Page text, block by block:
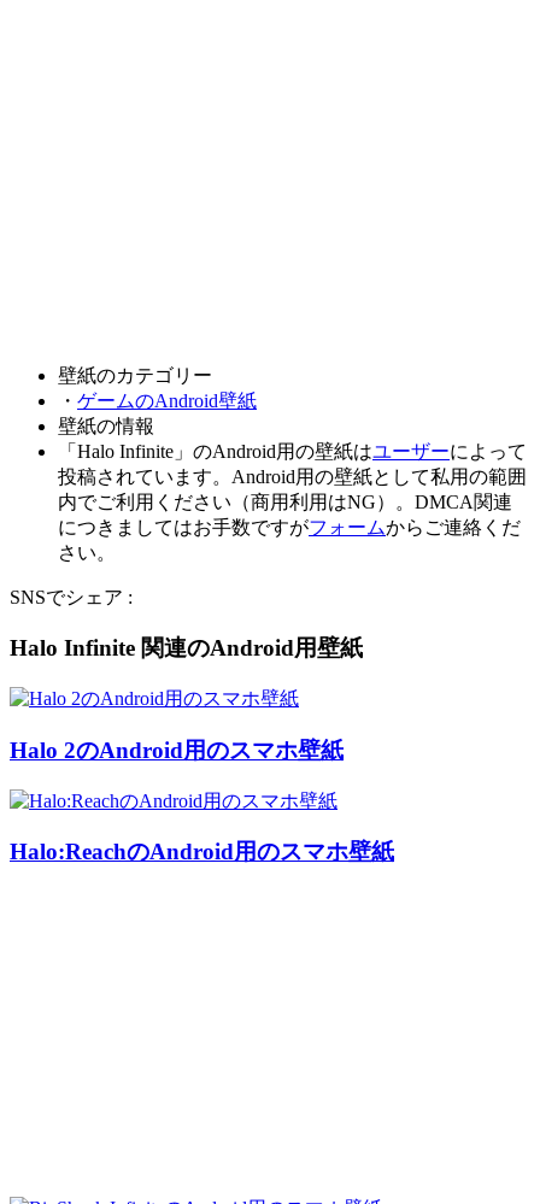
壁紙のカテゴリー
・ ゲームのAndroid壁紙
壁紙の情報
「Halo Infinite」のAndroid用の壁紙はユーザーによって
投稿されています。Android用の壁紙として私用の範囲
内でご利用ください（商用利用はNG）。DMCA関連
につきましてはお手数ですがフォームからご連絡くだ
さい。
SNSでシェア :
Halo Infinite 関連のAndroid用壁紙
Halo 2のAndroid用のスマホ壁紙
Halo:ReachのAndroid用のスマホ壁紙